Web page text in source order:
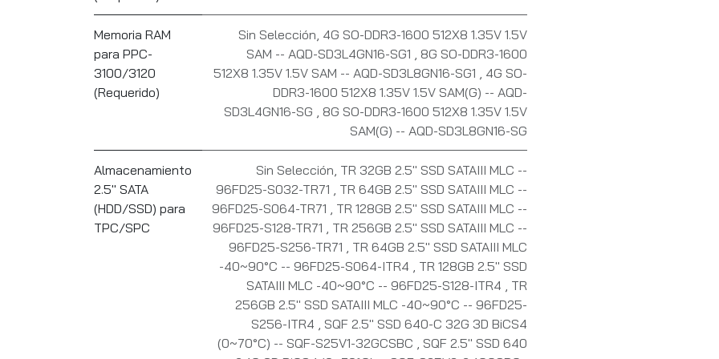
Memoria RAM
para PPC-
3100/3120
(Requerido)
Sin Selección, 4G SO-DDR3-1600 512X8 1.35V 1.5V
SAM -- AQD-SD3L4GN16-SG1 , 8G SO-DDR3-1600
512X8 1.35V 1.5V SAM -- AQD-SD3L8GN16-SG1 , 4G SO-
DDR3-1600 512X8 1.35V 1.5V SAM(G) -- AQD-
SD3L4GN16-SG , 8G SO-DDR3-1600 512X8 1.35V 1.5V
SAM(G) -- AQD-SD3L8GN16-SG
Almacenamiento
2.5" SATA
(HDD/SSD) para
TPC/SPC
Sin Selección, TR 32GB 2.5" SSD SATAIII MLC --
96FD25-S032-TR71 , TR 64GB 2.5" SSD SATAIII MLC --
96FD25-S064-TR71 , TR 128GB 2.5" SSD SATAIII MLC --
96FD25-S128-TR71 , TR 256GB 2.5" SSD SATAIII MLC --
96FD25-S256-TR71 , TR 64GB 2.5" SSD SATAIII MLC
-40~90°C -- 96FD25-S064-ITR4 , TR 128GB 2.5" SSD
SATAIII MLC -40~90°C -- 96FD25-S128-ITR4 , TR
256GB 2.5" SSD SATAIII MLC -40~90°C -- 96FD25-
S256-ITR4 , SQF 2.5" SSD 640-C 32G 3D BiCS4
(0~70°C) -- SQF-S25V1-32GCSBC , SQF 2.5" SSD 640